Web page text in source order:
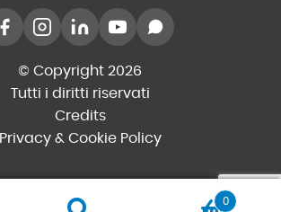
© Copyright 2026
Tutti i diritti riservati
Credits
Privacy & Cookie Policy
0